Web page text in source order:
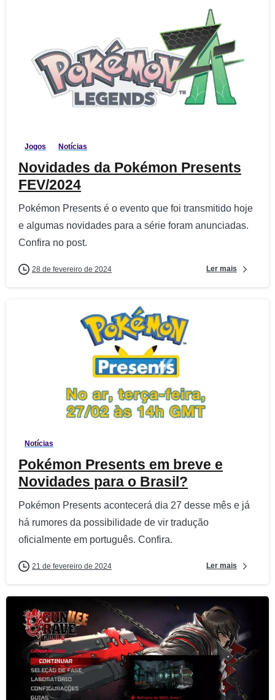
Jogos Notícias
Novidades da Pokémon Presents
FEV/2024
Pokémon Presents é o evento que foi transmitido hoje
e algumas novidades para a série foram anunciadas.
Confira no post.
28 de fevereiro de 2024 Ler mais
Notícias
Pokémon Presents em breve e
Novidades para o Brasil?
Pokémon Presents acontecerá dia 27 desse mês e já
há rumores da possibilidade de vir tradução
oficialmente em português. Confira.
21 de fevereiro de 2024 Ler mais